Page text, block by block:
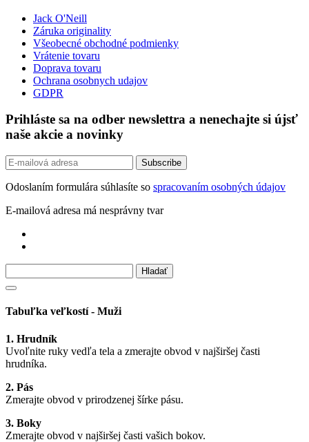
Jack O'Neill
Záruka originality
Všeobecné obchodné podmienky
Vrátenie tovaru
Doprava tovaru
Ochrana osobnych udajov
GDPR
Prihláste sa na odber newslettra a nenechajte si újsť
naše akcie a novinky
Odoslaním formulára súhlasíte so spracovaním osobných údajov
E-mailová adresa má nesprávny tvar
Tabuľka veľkostí - Muži
1. Hrudník
Uvoľnite ruky vedľa tela a zmerajte obvod v najširšej časti
hrudníka.
2. Pás
Zmerajte obvod v prirodzenej šírke pásu.
3. Boky
Zmerajte obvod v najširšej časti vašich bokov.